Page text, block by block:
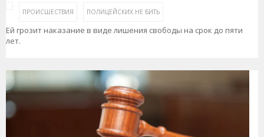
ПРОИСШЕСТВИЯ ПОЛИЦЕЙСКИХ НЕ БИТЬ
Ей грозит наказание в виде лишения свободы на срок до пяти
лет.